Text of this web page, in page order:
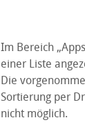
Im Bereich
einer Liste
Die
Sortierung per
nicht möglich.